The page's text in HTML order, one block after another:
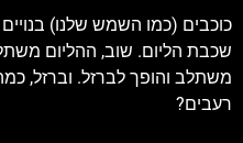
כוכבים (כמו השמש שלנו)
שכבת הליום. שוב, ההליום
משתלב והופך לברזל. וברזל,
רעבים?